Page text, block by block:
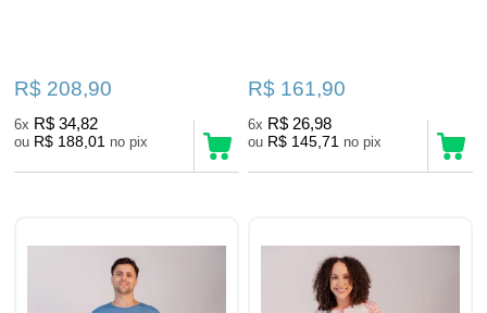
R$ 208,90
6x R$ 34,82
ou R$ 188,01 no pix
R$ 161,90
6x R$ 26,98
ou R$ 145,71 no pix